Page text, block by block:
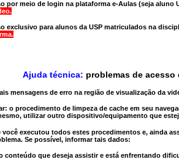
por meio de login na plataforma e-Aulas (seja aluno
exclusivo para alunos da USP matriculados na
Ajuda técnica: problemas de
mensagens de erro na região de visualização da
o procedimento de limpeza de cache em seu
utilizar outro dispositivo/equipamento que
você executou todos estes procedimentos e, ainda
Se possível, informar tais dados:
conteúdo que deseja assistir e está enfrentando